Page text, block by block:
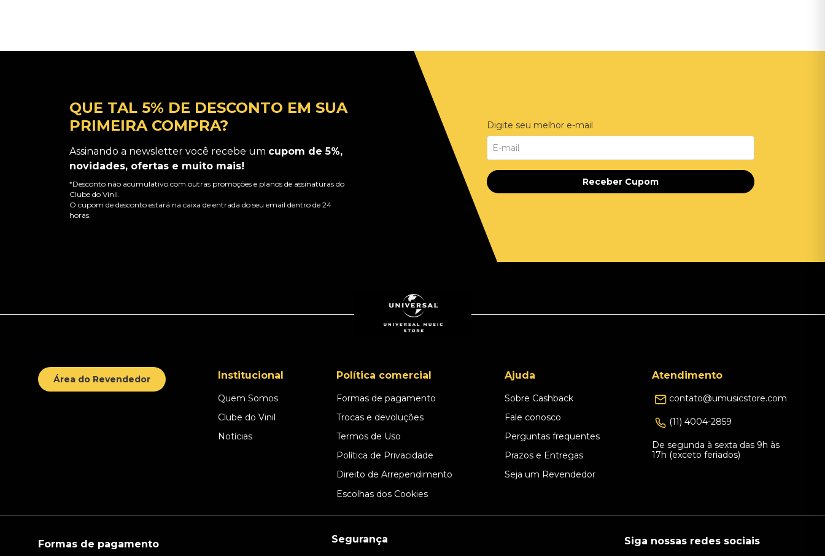
QUE TAL 5% DE DESCONTO EM SUA
PRIMEIRA COMPRA?
Assinando a newsletter você recebe um cupom de 5%,
novidades, ofertas e muito mais!
*Desconto não acumulativo com outras promoções e planos de assinaturas do
Clube do Vinil.
O cupom de desconto estará na caixa de entrada do seu email dentro de 24
horas.
Digite seu melhor e-mail
Receber Cupom
Área do Revendedor Institucional
Quem Somos
Clube do Vinil
Notícias
Política comercial
Formas de pagamento
Trocas e devoluções
Termos de Uso
Política de Privacidade
Direito de Arrependimento
Escolhas dos Cookies
Ajuda
Sobre Cashback
Fale conosco
Perguntas frequentes
Prazos e Entregas
Seja um Revendedor
Atendimento
contato@umusicstore.com
(11) 4004-2859
De segunda à sexta das 9h às
17h (exceto feriados)
Formas de pagamento Segurança Siga nossas redes sociais